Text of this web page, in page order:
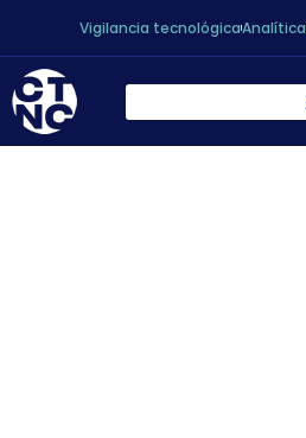
Vigilancia tecnológicaAnalítica